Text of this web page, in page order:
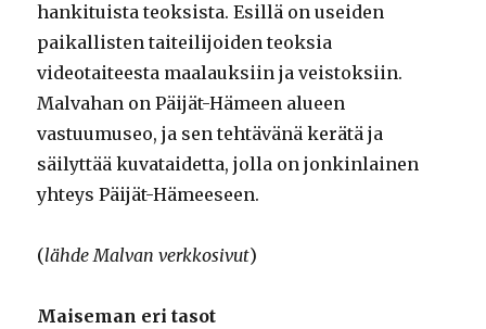
hankituista teoksista. Esillä on useiden
paikallisten taiteilijoiden teoksia
videotaiteesta maalauksiin ja veistoksiin.
Malvahan on Päijät-Hämeen alueen
vastuumuseo, ja sen tehtävänä kerätä ja
säilyttää kuvataidetta, jolla on jonkinlainen
yhteys Päijät-Hämeeseen.
(lähde Malvan verkkosivut)
Maiseman eri tasot